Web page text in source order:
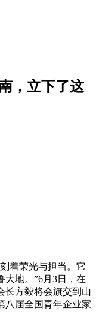
，立下了这
着荣光与担当。它
大地。”6月3日，在
长方毅将会旗交到山
八届全国青年企业家